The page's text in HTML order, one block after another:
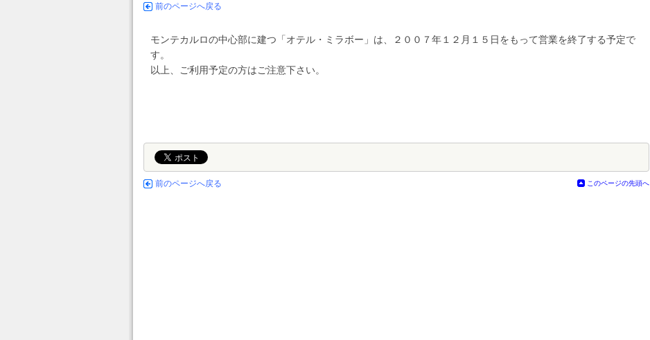
前のページへ戻る
モンテカルロの中心部に建つ「オテル・ミラボー」は、２００７年１２月１５日をもって営業を終了する予定で
す。
以上、ご利用予定の方はご注意下さい。
前のページへ戻る このページの先頭へ